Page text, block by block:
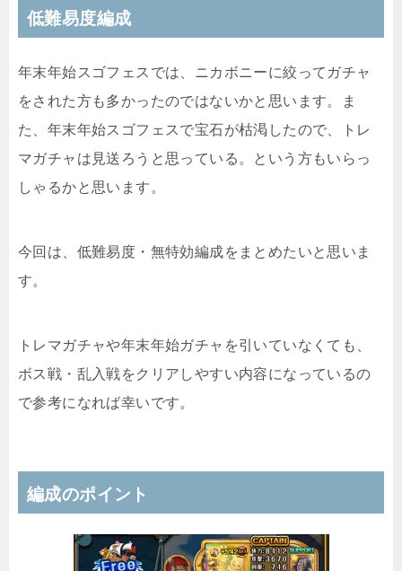
低難易度編成
年末年始スゴフェスでは、ニカボニーに絞ってガチャ
をされた方も多かったのではないかと思います。ま
た、年末年始スゴフェスで宝石が枯渇したので、トレ
マガチャは見送ろうと思っている。という方もいらっ
しゃるかと思います。
今回は、低難易度・無特効編成をまとめたいと思いま
す。
トレマガチャや年末年始ガチャを引いていなくても、
ボス戦・乱入戦をクリアしやすい内容になっているの
で参考になれば幸いです。
編成のポイント